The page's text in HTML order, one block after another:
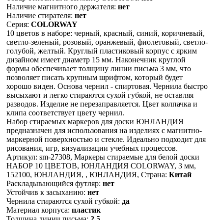
Наличие магнитного держателя: нет
Наличие стирателя: нет
Серия: COLORWAY
10 цветов в наборе: черный, красный, синий, коричневый,
светло-зеленый, розовый, оранжевый, фиолетовый, светло-
голубой, желтый. Круглый пластиковый корпус с ярким
дизайном имеет диаметр 15 мм. Наконечник круглой
формы обеспечивает толщину линии письма 3 мм, что
позволяет писать крупным шрифтом, который будет
хорошо виден. Основа чернил - спиртовая. Чернила быстро
высыхают и легко стираются сухой губкой, не оставляя
разводов. Изделие не перезаправляется. Цвет колпачка и
клипа соответствует цвету чернил.
Набор стираемых маркеров для доски ЮНЛАНДИЯ
предназначен для использования на изделиях с магнитно-
маркерной поверхностью и стекле. Идеально подходит для
рисования, игр, визуализации учебных процессов.
Артикул: sm-27308, Маркеры стираемые для белой доски
НАБОР 10 ЦВЕТОВ, ЮНЛАНДИЯ COLORWAY, 3 мм,
152100, ЮНЛАНДИЯ, , ЮНЛАНДИЯ, Страна: Китай
Раскладывающийся футляр: нет
Устойчив к засыханию: нет
Чернила стираются сухой губкой: да
Материал корпуса: пластик